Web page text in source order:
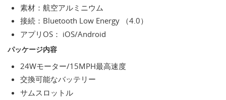
素材：航空アルミニウム
接続：Bluetooth Low Energy （4.0）
アプリOS： iOS/Android
パッケージ内容
24Wモーター/15MPH最高速度
交換可能なバッテリー
サムスロットル